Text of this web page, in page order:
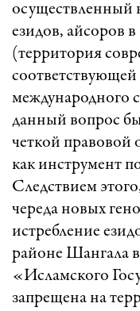
осуществленный
езидов, айсоров
(территория
соответствующей
международного
данный вопрос
четкой правовой
как инструмент
Следствием
череда новых
истребление
районе Шангала
«Исламского
запрещена на